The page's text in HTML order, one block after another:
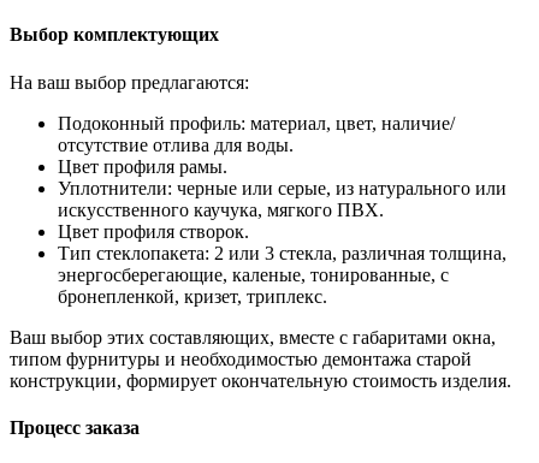
Выбор комплектующих
На ваш выбор предлагаются:
Подоконный профиль: материал, цвет, наличие/
отсутствие отлива для воды.
Цвет профиля рамы.
Уплотнители: черные или серые, из натурального или
искусственного каучука, мягкого ПВХ.
Цвет профиля створок.
Тип стеклопакета: 2 или 3 стекла, различная толщина,
энергосберегающие, каленые, тонированные, с
бронепленкой, кризет, триплекс.
Ваш выбор этих составляющих, вместе с габаритами окна,
типом фурнитуры и необходимостью демонтажа старой
конструкции, формирует окончательную стоимость изделия.
Процесс заказа